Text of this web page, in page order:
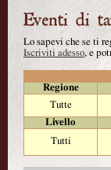
Lo sapevi che se ti
Iscriviti adesso, e
Regione
Tutte
Livello
Tutti